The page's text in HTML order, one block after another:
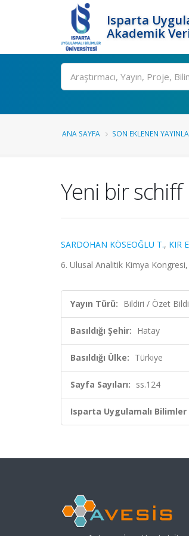
Isparta
Akademik
Ara
ANA SAYFA SON EKLENEN
Yeni bir schiff
SARDOHAN KÖSEOĞLU T., KIR
6. Ulusal Analitik Kimya
Yayın Türü: Bildiri / Özet
Basıldığı Şehir: Hatay
Basıldığı Ülke: Türkiye
Sayfa Sayıları: ss.124
Isparta Uygulamalı